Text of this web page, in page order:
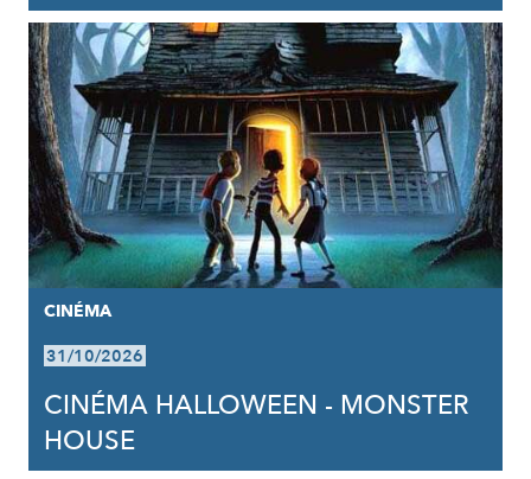
CINÉMA
31/10/2026
CINÉMA HALLOWEEN - MONSTER
HOUSE